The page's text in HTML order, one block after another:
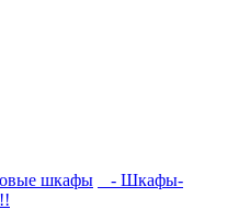
шкафы
- Шкафы-